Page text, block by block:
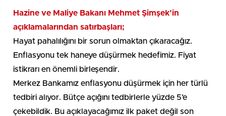
Hazine ve Maliye Bakanı Mehmet Şimşek’in
açıklamalarından satırbaşları;
Hayat pahalılığını bir sorun olmaktan çıkaracağız.
Enflasyonu tek haneye düşürmek hedefimiz. Fiyat
istikrarı en önemli birleşendir.
Merkez Bankamız enflasyonu düşürmek için her türlü
tedbiri alıyor. Bütçe açığını tedbirlerle yüzde 5’e
çekebildik. Bu açıklayacağımız ilk paket değil son